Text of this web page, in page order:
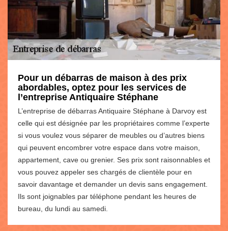
Pour un débarras de maison à des prix
abordables, optez pour les services de
l’entreprise Antiquaire Stéphane
L’entreprise de débarras Antiquaire Stéphane à Darvoy est
celle qui est désignée par les propriétaires comme l’experte
si vous voulez vous séparer de meubles ou d’autres biens
qui peuvent encombrer votre espace dans votre maison,
appartement, cave ou grenier. Ses prix sont raisonnables et
vous pouvez appeler ses chargés de clientèle pour en
savoir davantage et demander un devis sans engagement.
Ils sont joignables par téléphone pendant les heures de
bureau, du lundi au samedi.